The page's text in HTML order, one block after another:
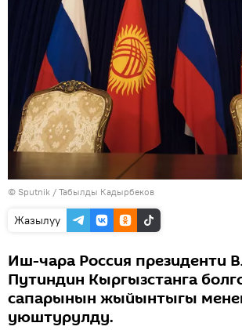
© Sputnik / Табылды Кадырбеков
Жазылуу
Иш-чара Россия президенти
Путиндин Кыргызстанга
сапарынын жыйынтыгы
уюштурулду.